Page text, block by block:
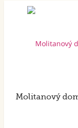
Molitanový